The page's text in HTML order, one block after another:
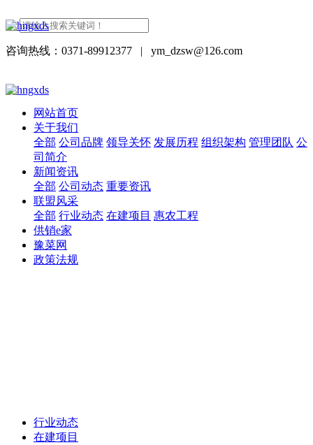
咨询热线：0371-89912377 | ym_dzsw@126.com
网站首页
关于我们
全部 公司品牌 领导关怀 发展历程 组织架构 管理团队 公
司简介
新闻资讯
全部 公司动态 重要资讯
联盟风采
全部 行业动态 在建项目 惠农工程
供销e家
豫菜网
政策法规
行业动态
在建项目